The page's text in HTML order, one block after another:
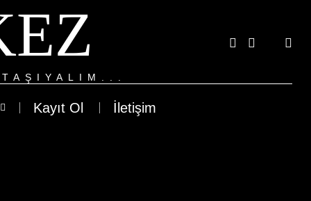
Kayıt Ol İletişim